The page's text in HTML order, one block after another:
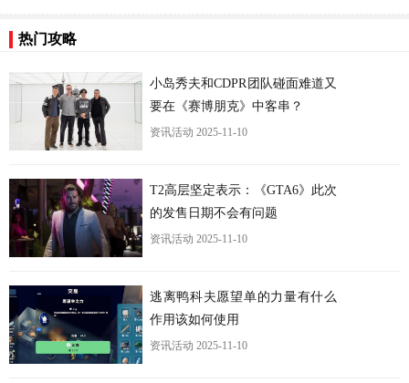
热门攻略
小岛秀夫和CDPR团队碰面难道又
要在《赛博朋克》中客串？
资讯活动 2025-11-10
T2高层坚定表示：《GTA6》此次
的发售日期不会有问题
资讯活动 2025-11-10
逃离鸭科夫愿望单的力量有什么
作用该如何使用
资讯活动 2025-11-10